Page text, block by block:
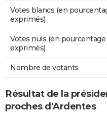
Votes blancs (en
exprimés)
Votes nuls (en
exprimés)
Nombre de votants
Résultat de la
proches d'Ardentes